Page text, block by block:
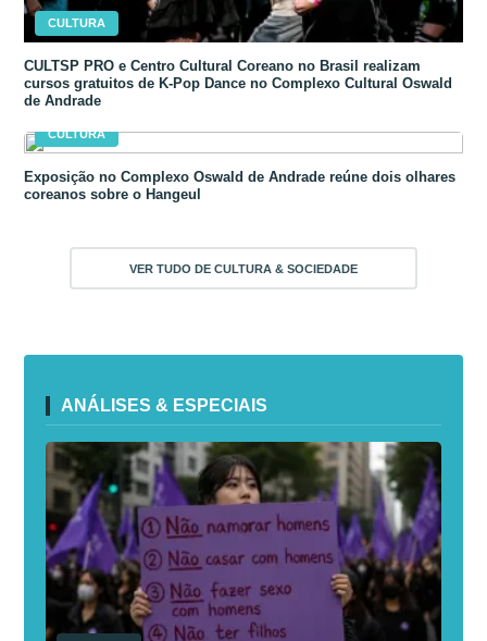
CULTURA
CULTSP PRO e Centro Cultural Coreano no Brasil realizam
cursos gratuitos de K-Pop Dance no Complexo Cultural Oswald
de Andrade
CULTURA
Exposição no Complexo Oswald de Andrade reúne dois olhares
coreanos sobre o Hangeul
VER TUDO DE CULTURA & SOCIEDADE
ANÁLISES & ESPECIAIS